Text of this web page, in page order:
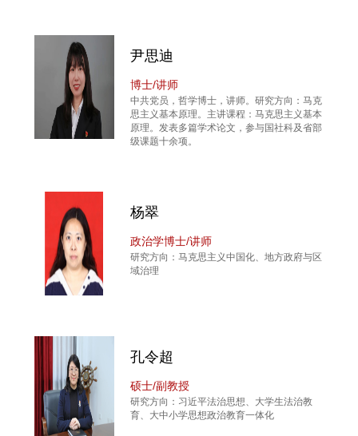
尹思迪
博士/讲师
中共党员，哲学博士，讲师。研究方向：马克
思主义基本原理。主讲课程：马克思主义基本
原理。发表多篇学术论文，参与国社科及省部
级课题十余项。
杨翠
政治学博士/讲师
研究方向：马克思主义中国化、地方政府与区
域治理
孔令超
硕士/副教授
研究方向：习近平法治思想、大学生法治教
育、大中小学思想政治教育一体化